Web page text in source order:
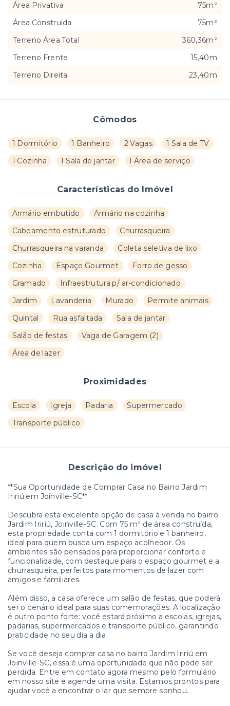
Cômodos
1 Dormitório 1 Banheiro 2 Vagas
1 Sala de TV
1 Cozinha
1 Sala de jantar 1 Área de serviço
Características do Imóvel
Armário embutido
Armário na cozinha
Cabeamento estruturado
Churrasqueira
Churrasqueira na varanda
Coleta seletiva de lixo
Cozinha
Espaço Gourmet
Forro de gesso
Gramado
Infraestrutura p/ ar-condicionado
Jardim
Lavanderia Murado
Permite animais
Quintal
Rua asfaltada
Sala de jantar
Salão de festas
Vaga de Garagem (2)
Área de lazer
Proximidades
Escola Igreja Padaria
Supermercado
Transporte público
Descrição do imóvel
**Sua Oportunidade de Comprar Casa no Bairro Jardim
Iririú em Joinville-SC**
Descubra esta excelente opção de casa à venda no bairro
Jardim Iririú, Joinville-SC. Com 75 m² de área construída,
esta propriedade conta com 1 dormitório e 1 banheiro,
ideal para quem busca um espaço acolhedor. Os
ambientes são pensados para proporcionar conforto e
funcionalidade, com destaque para o espaço gourmet e a
churrasqueira, perfeitos para momentos de lazer com
amigos e familiares.
Além disso, a casa oferece um salão de festas, que poderá
ser o cenário ideal para suas comemorações. A localização
é outro ponto forte: você estará próximo a escolas, igrejas,
padarias, supermercados e transporte público, garantindo
praticidade no seu dia a dia.
Se você deseja comprar casa no bairro Jardim Iririú em
Joinville-SC, essa é uma oportunidade que não pode ser
perdida. Entre em contato agora mesmo pelo formulário
em nosso site e agende uma visita. Estamos prontos para
ajudar você a encontrar o lar que sempre sonhou.
Área Privativa
75m²
Área Construída
75m²
Terreno Área Total
360,36m²
Terreno Frente
15,40m
Terreno Direita
23,40m